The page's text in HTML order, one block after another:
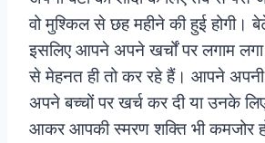
वो मुश्किल से छह महीने की हुई होगी।
इसलिए आपने अपने खर्चों पर लगाम
से मेहनत ही तो कर रहे हैं। आपने अपनी
अपने बच्चों पर खर्च कर दी या उनके
आकर आपकी स्मरण शक्ति भी कमजोर